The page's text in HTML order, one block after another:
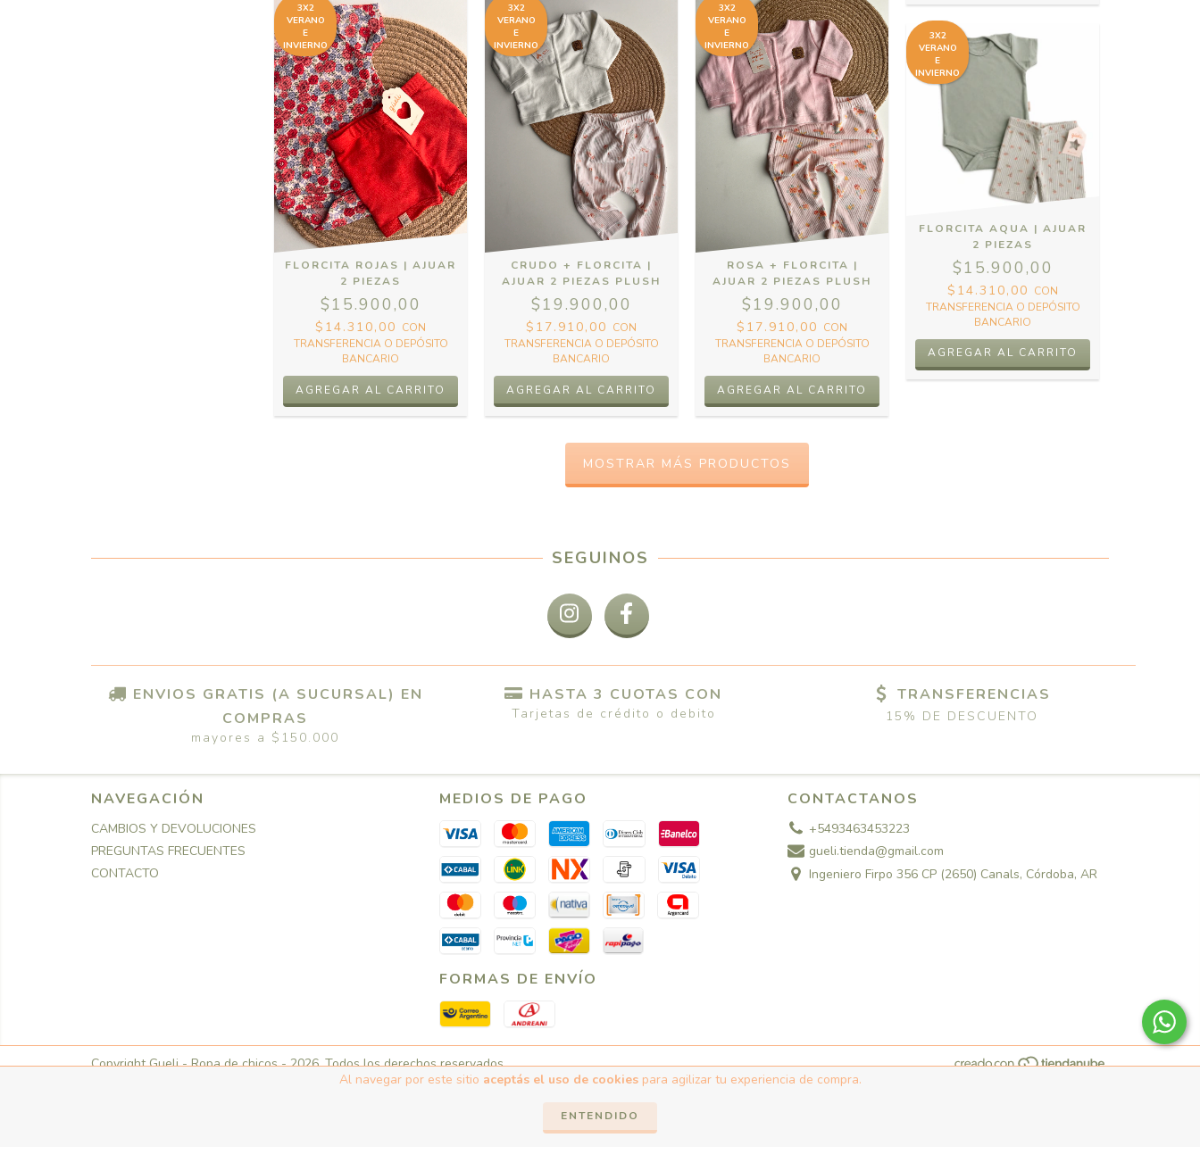
Al navegar por este sitio aceptás el uso de cookiespara agilizar tu experiencia de compra.
ENTENDIDO
3X2
VERANO
E
INVIERNO
FLORCITA ROJAS | AJUAR
2 PIEZAS
$15.900,00
$14.310,00 CON
TRANSFERENCIA O DEPÓSITO
BANCARIO
3X2
VERANO
E
INVIERNO
CRUDO + FLORCITA |
AJUAR 2 PIEZAS PLUSH
$19.900,00
$17.910,00 CON
TRANSFERENCIA O DEPÓSITO
BANCARIO
3X2
VERANO
E
INVIERNO
ROSA + FLORCITA |
AJUAR 2 PIEZAS PLUSH
$19.900,00
$17.910,00 CON
TRANSFERENCIA O DEPÓSITO
BANCARIO
3X2
VERANO
E
INVIERNO
FLORCITA AQUA | AJUAR
2 PIEZAS
$15.900,00
$14.310,00 CON
TRANSFERENCIA O DEPÓSITO
BANCARIO
MOSTRAR MÁS PRODUCTOS
SEGUINOS
ENVIOS GRATIS (A SUCURSAL) EN
COMPRAS
mayores a $150.000
HASTA 3 CUOTAS CON
Tarjetas de crédito o debito
TRANSFERENCIAS
15% DE DESCUENTO
NAVEGACIÓN
CAMBIOS Y DEVOLUCIONES
PREGUNTAS FRECUENTES
CONTACTO
MEDIOS DE PAGO
FORMAS DE ENVÍO
CONTACTANOS
+5493463453223
gueli.tienda@gmail.com
Ingeniero Firpo 356 CP (2650) Canals, Córdoba, AR
Copyright Gueli - Ropa de chicos - 2026. Todos los derechos reservados.
Defensa de las y los consumidores. Para reclamosingresá acá. / Botón de arrepentimiento